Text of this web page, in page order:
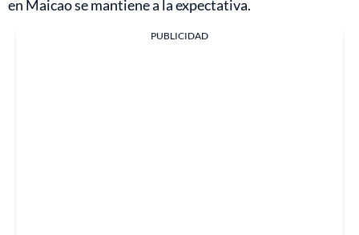
en Maicao se mantiene a la expectativa.
PUBLICIDAD